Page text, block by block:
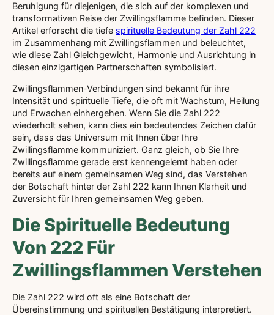
Beruhigung für diejenigen, die sich auf der komplexen und
transformativen Reise der Zwillingsflamme befinden. Dieser
Artikel erforscht die tiefe spirituelle Bedeutung der Zahl 222
im Zusammenhang mit Zwillingsflammen und beleuchtet,
wie diese Zahl Gleichgewicht, Harmonie und Ausrichtung in
diesen einzigartigen Partnerschaften symbolisiert.
Zwillingsflammen-Verbindungen sind bekannt für ihre
Intensität und spirituelle Tiefe, die oft mit Wachstum, Heilung
und Erwachen einhergehen. Wenn Sie die Zahl 222
wiederholt sehen, kann dies ein bedeutendes Zeichen dafür
sein, dass das Universum mit Ihnen über Ihre
Zwillingsflamme kommuniziert. Ganz gleich, ob Sie Ihre
Zwillingsflamme gerade erst kennengelernt haben oder
bereits auf einem gemeinsamen Weg sind, das Verstehen
der Botschaft hinter der Zahl 222 kann Ihnen Klarheit und
Zuversicht für Ihren gemeinsamen Weg geben.
Die Spirituelle Bedeutung
Von 222 Für
Zwillingsflammen Verstehen
Die Zahl 222 wird oft als eine Botschaft der
Übereinstimmung und spirituellen Bestätigung interpretiert.